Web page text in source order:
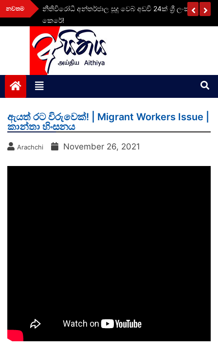
Skip
to
නවතම
නීතිවිරෝධී අන්තර්ජාල සූදු වෙබ් අඩවි 24ක් ශ්‍රී ලංකාව තුළ
කෙරේ!
aithiya
Human Rights News
ඇයත් රට විරුවෙක්! | Migrant Workers Issue |
කාන්තා හිංසනය
Arachchi November 26, 2021